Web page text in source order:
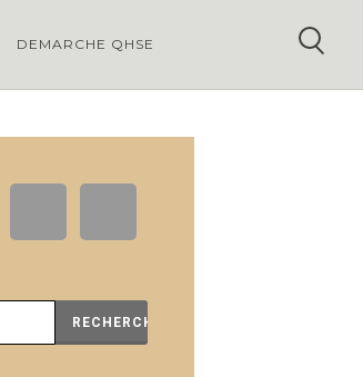
DEMARCHE QHSE
Rechercher :